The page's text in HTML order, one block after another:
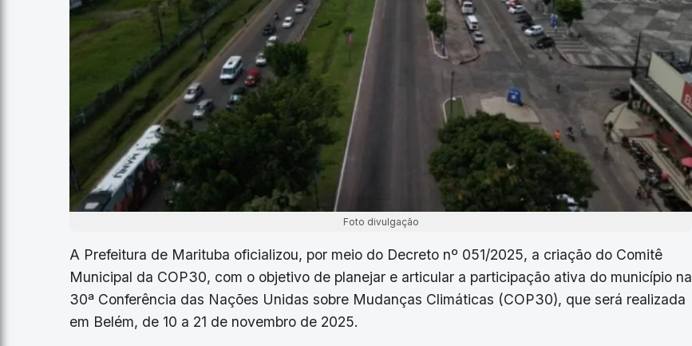
Foto divulgação
A Prefeitura de Marituba oficializou, por meio do Decreto nº 051/2025, a criação do Comitê
Municipal da COP30, com o objetivo de planejar e articular a participação ativa do município na
30ª Conferência das Nações Unidas sobre Mudanças Climáticas (COP30), que será realizada
em Belém, de 10 a 21 de novembro de 2025.